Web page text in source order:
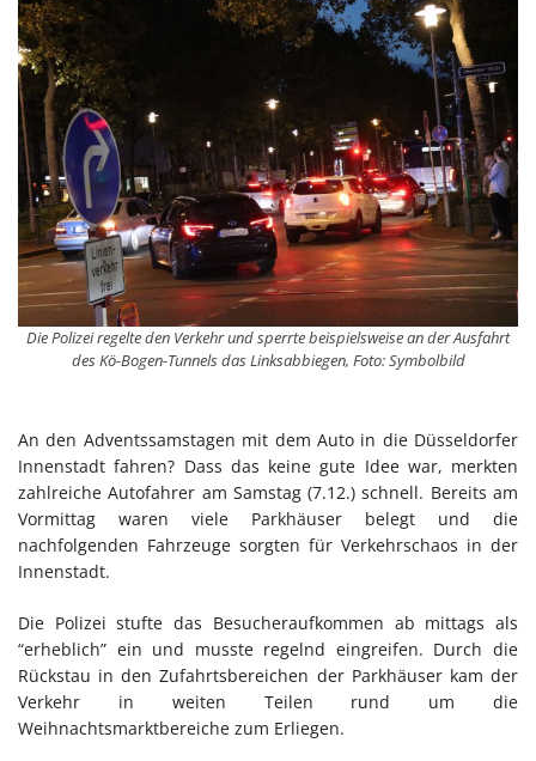
Die Polizei regelte den Verkehr und sperrte beispielsweise an der Ausfahrt
des Kö-Bogen-Tunnels das Linksabbiegen, Foto: Symbolbild
An den Adventssamstagen mit dem Auto in die Düsseldorfer
Innenstadt fahren? Dass das keine gute Idee war, merkten
zahlreiche Autofahrer am Samstag (7.12.) schnell. Bereits am
Vormittag waren viele Parkhäuser belegt und die
nachfolgenden Fahrzeuge sorgten für Verkehrschaos in der
Innenstadt.
Die Polizei stufte das Besucheraufkommen ab mittags als
“erheblich” ein und musste regelnd eingreifen. Durch die
Rückstau in den Zufahrtsbereichen der Parkhäuser kam der
Verkehr in weiten Teilen rund um die
Weihnachtsmarktbereiche zum Erliegen.